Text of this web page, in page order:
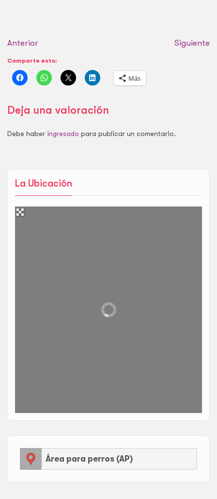
La Ubicación
Área para perros (AP)
Anterior Siguiente
Comparte esto:
Más
Deja una valoración
Debe haber ingresado para publicar un comentario.